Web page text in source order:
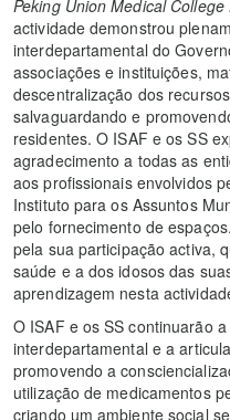
Peking Union Medical College
actividade demonstrou
interdepartamental do
associações e instituições,
descentralização dos
salvaguardando e
residentes. O ISAF e os SS
agradecimento a todas as
aos profissionais envolvidos
Instituto para os Assuntos
pelo fornecimento de
pela sua participação activa,
saúde e a dos idosos das
aprendizagem nesta
O ISAF e os SS continuarão
interdepartamental e a
promovendo a
utilização de medicamentos
criando um ambiente social